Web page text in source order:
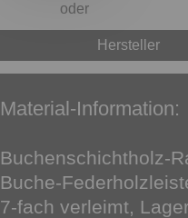
oder
Hersteller
Material-Information:
Buchenschichtholz-
Buche-
7-fach verleimt,